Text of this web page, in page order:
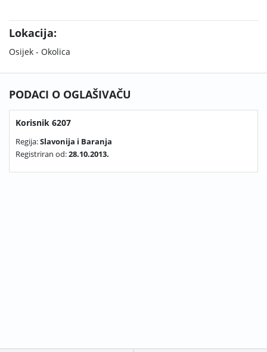
Lokacija:
Osijek - Okolica
PODACI O OGLAŠIVAČU
Korisnik 6207
Regija:Slavonija i Baranja
Registriran od:28.10.2013.